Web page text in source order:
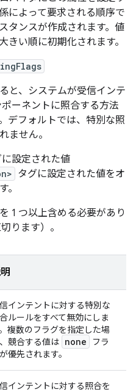
によって要求される順序で
タンスが作成されます。値
きい順に初期化されます。
と、システムが受信インテ
ーネントに照合する方法
デフォルトでは、特別な照
ません。
設定された値
タグに設定された値をオ
。
1 つ以上含める必要があり
ります）。
インテントに対する特別な
ルールをすべて無効にしま
複数のフラグを指定した場
競合する値は none
フラ
優先されます。
インテントに対する照合を